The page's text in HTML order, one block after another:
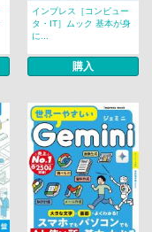
インプレス［コンピュー
タ・IT］ムック 基本が身
に...
購入